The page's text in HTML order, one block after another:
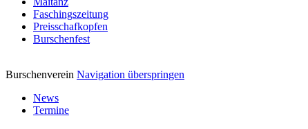
Faschingszeitung
Preisschafkopfen
Burschenfest
Burschenverein Navigation überspringen
News
Termine